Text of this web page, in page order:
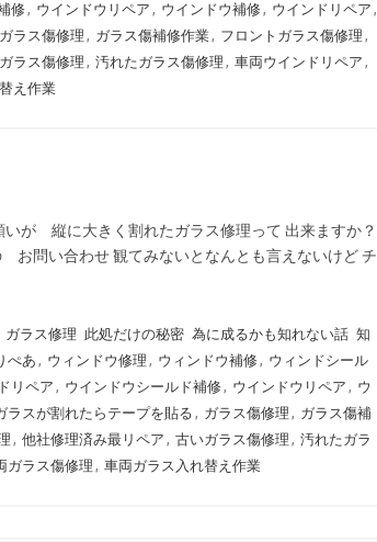
修, ウインドウリペア , ウインドウ補修, ウインドリペア ,
ガラス傷修理 , ガラス傷補修作業, フロントガラス傷修理 ,
ラス傷修理 , 汚れたガラス傷修理 , 車両ウインドリペア ,
え作業
が 縦に大きく割れたガラス修理って 出来ますか？
問い合わせ 観てみないとなんとも言えないけど チ
ガラス修理 此処だけの秘密 為に成るかも知れない話 知
ぺあ , ウィンドウ修理 , ウィンドウ補修, ウィンドシール
リペア , ウインドウシールド補修, ウインドウリペア , ウ
ラスが割れたらテープを貼る , ガラス傷修理 , ガラス傷補
, 他社修理済み最リペア , 古いガラス傷修理 , 汚れたガラ
ガラス傷修理 , 車両ガラス入れ替え作業